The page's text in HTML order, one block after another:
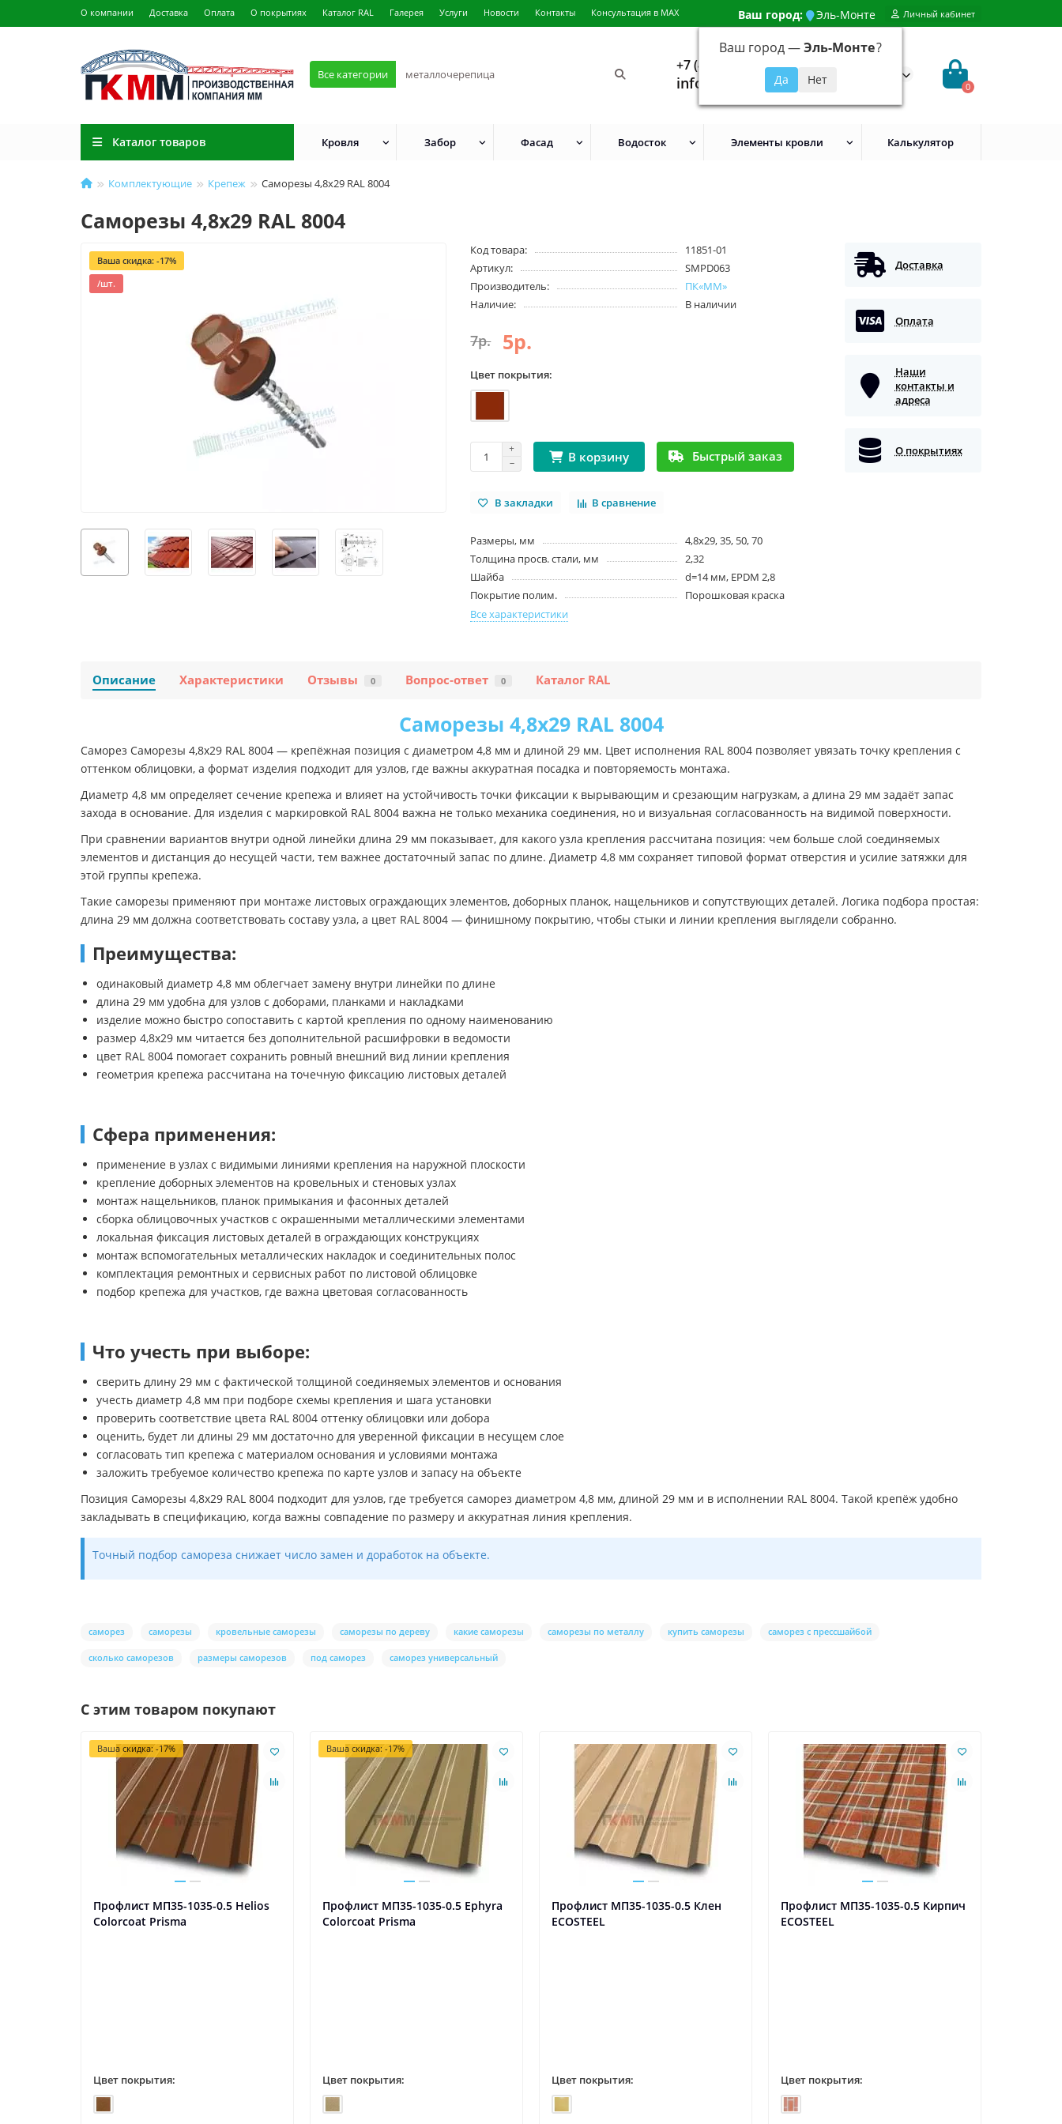
О компании Доставка Оплата О покрытиях Каталог RAL Галерея Услуги Новости Контакты Консультация в MAX Ваш город: Эль-Монте
Ваш город —Эль-Монте?
Личный кабинет
Все категории
+7 (499) 648-92-94
info@evroshtaketnikmoskva.ru 0
Каталог товаров Кровля Забор Фасад Водосток Элементы кровли Калькулятор
Комплектующие Крепеж Саморезы 4,8х29 RAL 8004
Саморезы 4,8х29 RAL 8004
Ваша скидка: -17%
/шт.
Код товара:
11851-01
Артикул:
SMPD063
Производитель:
ПК«ММ»
Наличие:
В наличии
7р. 5р.
Цвет покрытия:
В корзину Быстрый заказ
В закладки В сравнение
Размеры, мм
4,8х29, 35, 50, 70
Толщина просв. стали, мм
2,32
Шайба
d=14 мм, EPDM 2,8
Покрытие полим.
Порошковая краска
Все характеристики
Доставка
Оплата
Наши
контакты и
адреса
О покрытиях
Описание Характеристики Отзывы 0 Вопрос-ответ 0 Каталог RAL
Саморезы 4,8х29 RAL 8004
Саморез Саморезы 4,8х29 RAL 8004 — крепёжная позиция с диаметром 4,8 мм и длиной 29 мм. Цвет исполнения RAL 8004 позволяет увязать точку крепления с
оттенком облицовки, а формат изделия подходит для узлов, где важны аккуратная посадка и повторяемость монтажа.
Диаметр 4,8 мм определяет сечение крепежа и влияет на устойчивость точки фиксации к вырывающим и срезающим нагрузкам, а длина 29 мм задаёт запас
захода в основание. Для изделия с маркировкой RAL 8004 важна не только механика соединения, но и визуальная согласованность на видимой поверхности.
При сравнении вариантов внутри одной линейки длина 29 мм показывает, для какого узла крепления рассчитана позиция: чем больше слой соединяемых
элементов и дистанция до несущей части, тем важнее достаточный запас по длине. Диаметр 4,8 мм сохраняет типовой формат отверстия и усилие затяжки для
этой группы крепежа.
Такие саморезы применяют при монтаже листовых ограждающих элементов, доборных планок, нащельников и сопутствующих деталей. Логика подбора простая:
длина 29 мм должна соответствовать составу узла, а цвет RAL 8004 — финишному покрытию, чтобы стыки и линии крепления выглядели собранно.
Преимущества:
одинаковый диаметр 4,8 мм облегчает замену внутри линейки по длине
длина 29 мм удобна для узлов с доборами, планками и накладками
изделие можно быстро сопоставить с картой крепления по одному наименованию
размер 4,8х29 мм читается без дополнительной расшифровки в ведомости
цвет RAL 8004 помогает сохранить ровный внешний вид линии крепления
геометрия крепежа рассчитана на точечную фиксацию листовых деталей
Сфера применения:
применение в узлах с видимыми линиями крепления на наружной плоскости
крепление доборных элементов на кровельных и стеновых узлах
монтаж нащельников, планок примыкания и фасонных деталей
сборка облицовочных участков с окрашенными металлическими элементами
локальная фиксация листовых деталей в ограждающих конструкциях
монтаж вспомогательных металлических накладок и соединительных полос
комплектация ремонтных и сервисных работ по листовой облицовке
подбор крепежа для участков, где важна цветовая согласованность
Что учесть при выборе:
сверить длину 29 мм с фактической толщиной соединяемых элементов и основания
учесть диаметр 4,8 мм при подборе схемы крепления и шага установки
проверить соответствие цвета RAL 8004 оттенку облицовки или добора
оценить, будет ли длины 29 мм достаточно для уверенной фиксации в несущем слое
согласовать тип крепежа с материалом основания и условиями монтажа
заложить требуемое количество крепежа по карте узлов и запасу на объекте
Позиция Саморезы 4,8х29 RAL 8004 подходит для узлов, где требуется саморез диаметром 4,8 мм, длиной 29 мм и в исполнении RAL 8004. Такой крепёж удобно
закладывать в спецификацию, когда важны совпадение по размеру и аккуратная линия крепления.
Точный подбор самореза снижает число замен и доработок на объекте.
саморез саморезы кровельные саморезы саморезы по дереву какие саморезы саморезы по металлу купить саморезы саморез с прессшайбой
сколько саморезов размеры саморезов под саморез саморез универсальный
С этим товаром покупают
Ваша скидка: -17%
Профлист МП35-1035-0.5 Helios
Colorcoat Prisma
Цвет покрытия:
Ваша скидка: -17%
Профлист МП35-1035-0.5 Ephyra
Colorcoat Prisma
Цвет покрытия:
Профлист МП35-1035-0.5 Клен
ECOSTEEL
Цвет покрытия:
Профлист МП35-1035-0.5 Кирпич
ECOSTEEL
Цвет покрытия: